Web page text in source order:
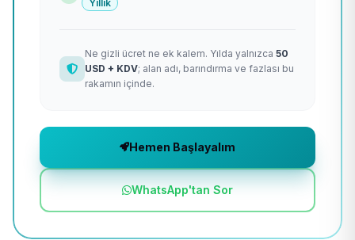
Yıllık
Ne gizli ücret ne ek kalem. Yılda yalnızca 50
USD + KDV; alan adı, barındırma ve fazlası bu
rakamın içinde.
Hemen Başlayalım
WhatsApp'tan Sor